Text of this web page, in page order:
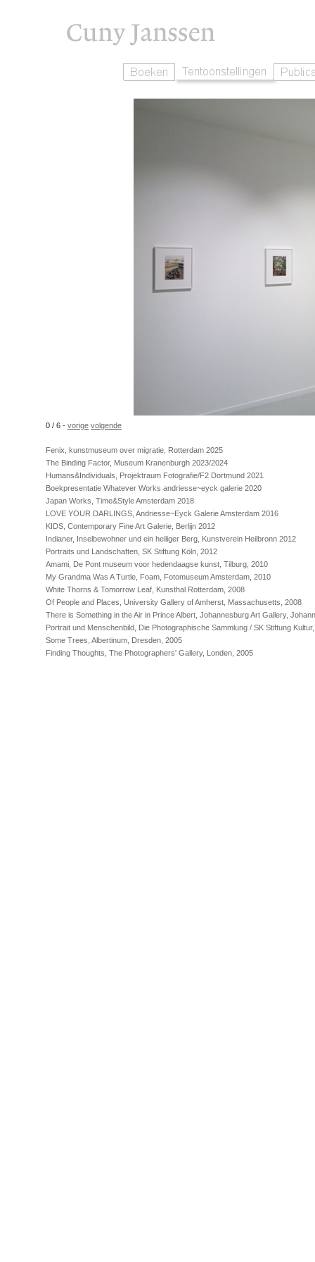
Fenix, kunstmuseum over migratie, Rotterdam 2025
The Binding Factor, Museum Kranenburgh 2023/2024
Humans&Individuals, Projektraum Fotografie/F2 Dortmund 2021
Boekpresentatie Whatever Works andriesse~eyck galerie 2020
Japan Works, Time&Style Amsterdam 2018
LOVE YOUR DARLINGS, Andriesse~Eyck Galerie Amsterdam 2016
KIDS, Contemporary Fine Art Galerie, Berlijn 2012
Indianer, Inselbewohner und ein heiliger Berg, Kunstverein Heilbronn 2012
Portraits und Landschaften, SK Stiftung Köln, 2012
Amami, De Pont museum voor hedendaagse kunst, Tilburg, 2010
My Grandma Was A Turtle, Foam, Fotomuseum Amsterdam, 2010
White Thorns & Tomorrow Leaf, Kunsthal Rotterdam, 2008
Of People and Places, University Gallery of Amherst, Massachusetts, 2008
There is Something in the Air in Prince Albert, Johannesburg Art Gallery,
Portrait und Menschenbild, Die Photographische Sammlung / SK Stiftung
Some Trees, Albertinum, Dresden, 2005
Finding Thoughts, The Photographers' Gallery, Londen, 2005
0 / 6 - vorige volgende